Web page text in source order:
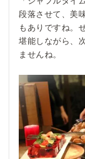
段落させて、美
もありですね。
堪能しながら、
ませんね。